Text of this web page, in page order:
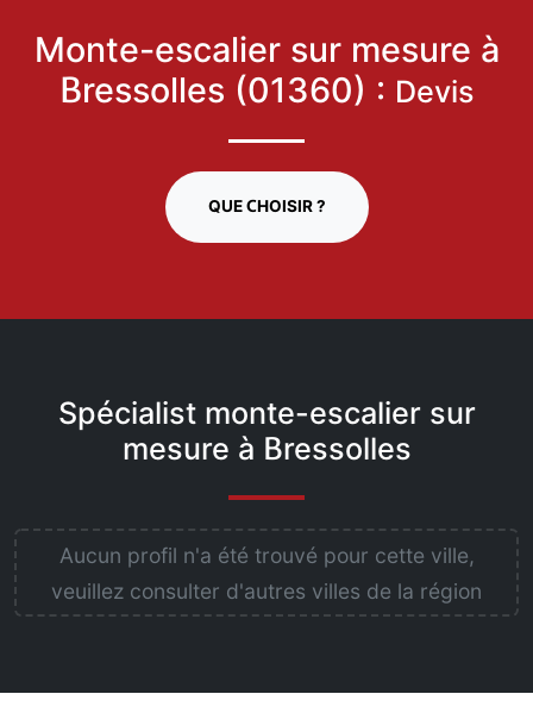
Monte-escalier sur mesure à
Bressolles (01360) : Devis
QUE CHOISIR ?
Spécialist monte-escalier sur
mesure à Bressolles
Aucun profil n'a été trouvé pour cette ville,
veuillez consulter d'autres villes de la région